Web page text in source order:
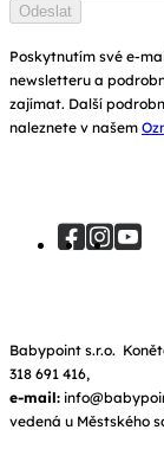
Mapa
Odeslat
Poskytnutím své e-
newsletteru a
zajímat. Další
naleznete v našem
Babypoint s.r.o.
318 691 416,
e-mail:
vedená u Městského